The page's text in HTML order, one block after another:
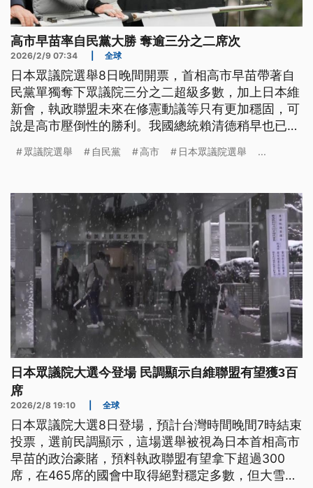
高市早苗率自民黨大勝 奪逾三分之二席次
2026/2/9 07:34 全球
日本眾議院選舉8日晚間開票，首相高市早苗帶著自
民黨單獨奪下眾議院三分之二超級多數，加上日本維
新會，執政聯盟未來在修憲動議等只有更加穩固，可
說是高市壓倒性的勝利。我國總統賴清德稍早也已向
眾議院選舉 自民黨 高市 日本眾議院選舉 ...
日本眾議院大選今登場 民調顯示自維聯盟有望獲3百
席
2026/2/8 19:10 全球
日本眾議院大選8日登場，預計台灣時間晚間7時結束
投票，選前民調顯示，這場選舉被視為日本首相高市
早苗的政治豪賭，預料執政聯盟有望拿下超過300
席，在465席的國會中取得絕對穩定多數，但大雪也